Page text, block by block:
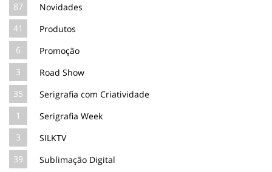
87
Novidades
41
Produtos
6
Promoção
3
Road Show
35
Serigrafia com Criatividade
1
Serigrafia Week
3
SILKTV
39
Sublimação Digital